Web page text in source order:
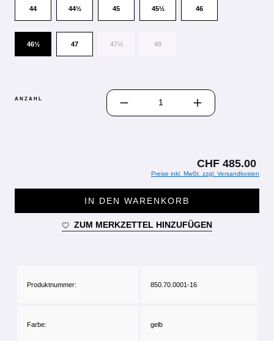
44 44½ 45 45½ 46
46½ 47 47½ 48
ANZAHL
PRODUKT ANZAHL: GIB DEN
CHF 485.00
Preise inkl. MwSt. zzgl. Versandkosten
IN DEN WARENKORB
ZUM MERKZETTEL HINZUFÜGEN
Produktnummer: 850.70.0001-16
Farbe: gelb